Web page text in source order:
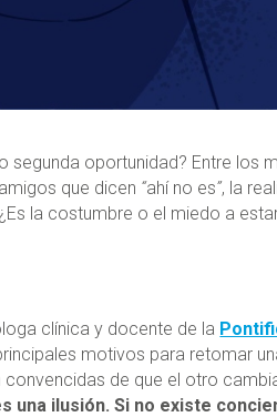
segunda oportunidad? Entre los
que dicen “ahí no es”, la
la costumbre o el miedo a
clínica y docente de la
motivos para retomar
convencidas de que el otro
una ilusión. Si no existe